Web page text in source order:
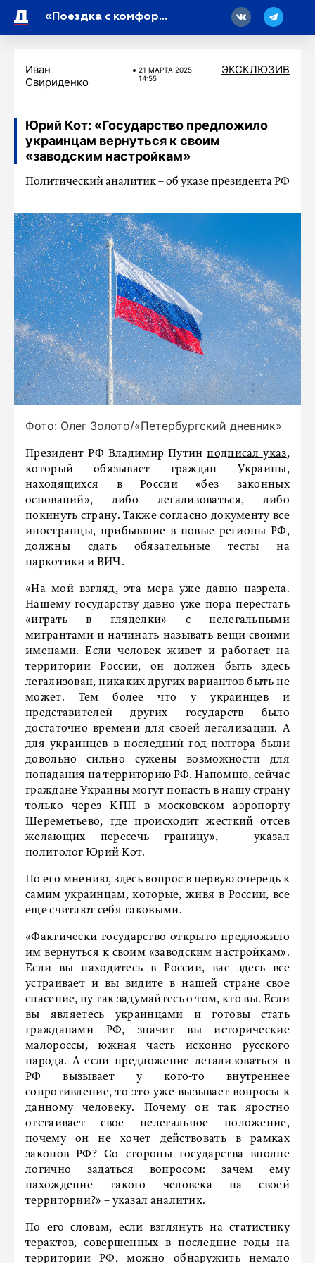
«Поездка с комфортом»: петербуржцы оценили свои расходы на такси
Иван
Свириденко
21 МАРТA 2025
14:55
ЭКСКЛЮЗИВ
Юрий Кот: «Государство предложило
украинцам вернуться к своим
«заводским настройкам»
Политический аналитик – об указе президента РФ
Фото: Олег Золото/«Петербургский дневник»
Президент РФ Владимир Путинподписал указ,
который обязывает граждан Украины,
находящихся в России «без законных
оснований», либо легализоваться, либо
покинуть страну. Также согласно документу все
иностранцы, прибывшие в новые регионы РФ,
должны сдать обязательные тесты на
наркотики и ВИЧ.
«На мой взгляд, эта мера уже давно назрела.
Нашему государству давно уже пора перестать
«играть в гляделки» с нелегальными
мигрантами и начинать называть вещи своими
именами. Если человек живет и работает на
территории России, он должен быть здесь
легализован, никаких других вариантов быть не
может. Тем более что у украинцев и
представителей других государств было
достаточно времени для своей легализации. А
для украинцев в последний год-полтора были
довольно сильно сужены возможности для
попадания на территорию РФ. Напомню, сейчас
граждане Украины могут попасть в нашу страну
только через КПП в московском аэропорту
Шереметьево, где происходит жесткий отсев
желающих пересечь границу», – указал
политолог Юрий Кот.
По его мнению, здесь вопрос в первую очередь к
самим украинцам, которые, живя в России, все
еще считают себя таковыми.
«Фактически государство открыто предложило
им вернуться к своим «заводским настройкам».
Если вы находитесь в России, вас здесь все
устраивает и вы видите в нашей стране свое
спасение, ну так задумайтесь о том, кто вы. Если
вы являетесь украинцами и готовы стать
гражданами РФ, значит вы исторические
малороссы, южная часть исконно русского
народа. А если предложение легализоваться в
РФ вызывает у кого-то внутреннее
сопротивление, то это уже вызывает вопросы к
данному человеку. Почему он так яростно
отстаивает свое нелегальное положение,
почему он не хочет действовать в рамках
законов РФ? Со стороны государства вполне
логично задаться вопросом: зачем ему
нахождение такого человека на своей
территории?» – указал аналитик.
По его словам, если взглянуть на статистику
терактов, совершенных в последние годы на
территории РФ, можно обнаружить немало